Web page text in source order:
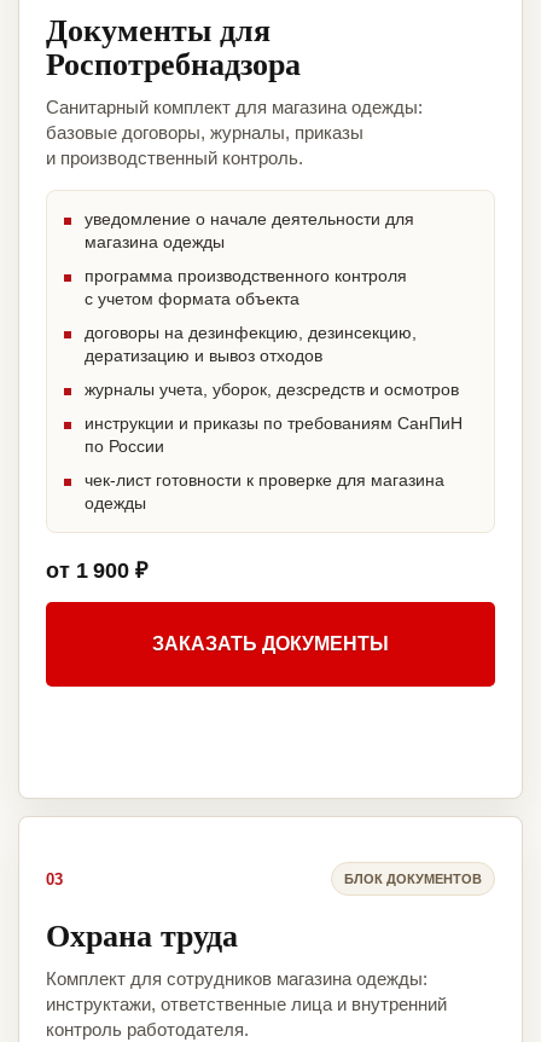
Документы для
Роспотребнадзора
Санитарный комплект для магазина одежды:
базовые договоры, журналы, приказы
и производственный контроль.
уведомление о начале деятельности для
магазина одежды
программа производственного контроля
с учетом формата объекта
договоры на дезинфекцию, дезинсекцию,
дератизацию и вывоз отходов
журналы учета, уборок, дезсредств и осмотров
инструкции и приказы по требованиям СанПиН
по России
чек-лист готовности к проверке для магазина
одежды
от 1 900 ₽
ЗАКАЗАТЬ ДОКУМЕНТЫ
03 БЛОК ДОКУМЕНТОВ
Охрана труда
Комплект для сотрудников магазина одежды:
инструктажи, ответственные лица и внутренний
контроль работодателя.